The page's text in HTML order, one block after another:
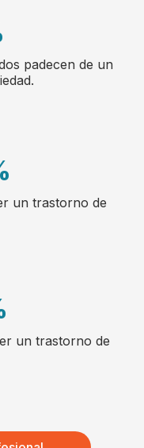
padecen de un
un trastorno de
un trastorno de